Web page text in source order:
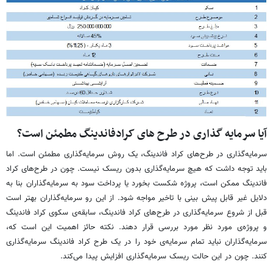
آیا سرمایه گذاری در طرح های کرادفاندینگ مطمئن است؟
سرمایه‌گذاری در طرح‌های کراد فاندینگ، یک روش‌ سرمایه‌گذاری مطمئن است. اما
باید توجه داشت که هیچ سرمایه‌گذاری بدون ریسک نیست. چون در طرح‌های کراد
فاندینگ ممکن است، پروژه شکست بخورد یا پرداخت سود به سرمایه‌گذاران بنا به
دلایل غیر قابل پیش بینی با تاخیر مواجه شود. از این رو سرمایه‌گذاران بهتر است
قبل از شروع سرمایه‌گذاری در طرح‌های کراد فاندینگ، سابقه‌ی سکوی کراد فاندینگ
و پروژه‌ی مورد نظر مورد بررسی قرار دهند. نکته حائز اهمیت این است که،
سرمایه‌گذاران نباید تمام سرمایه‌ی خود را در یک طرح کراد فاندینگ سرمایه‌گذاری
کنند. چون در این حالت ریسک سرمایه‌گذاری افزایش پیدا می‌کند.